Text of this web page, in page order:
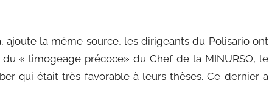
la même source, les dirigeants du Polisario ont
« limogeage précoce» du Chef de la MINURSO, le
qui était très favorable à leurs thèses. Ce dernier a